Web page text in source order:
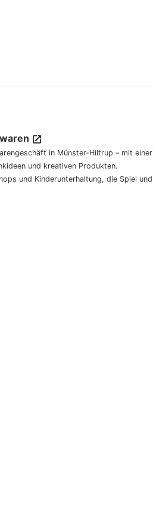
in Münster-Hiltrup – mit einer
und kreativen Produkten.
und Kinderunterhaltung, die Spiel und